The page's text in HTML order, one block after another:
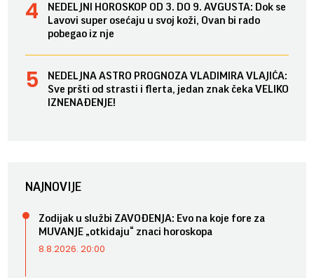
NEDELJNI HOROSKOP OD 3. DO 9. AVGUSTA: Dok se
Lavovi super osećaju u svoj koži, Ovan bi rado
pobegao iz nje
NEDELJNA ASTRO PROGNOZA VLADIMIRA VLAJIĆA:
Sve pršti od strasti i flerta, jedan znak čeka VELIKO
IZNENAĐENJE!
NAJNOVIJE
Zodijak u službi ZAVOĐENJA: Evo na koje fore za
MUVANJE „otkidaju“ znaci horoskopa
8.8.2026. 20:00